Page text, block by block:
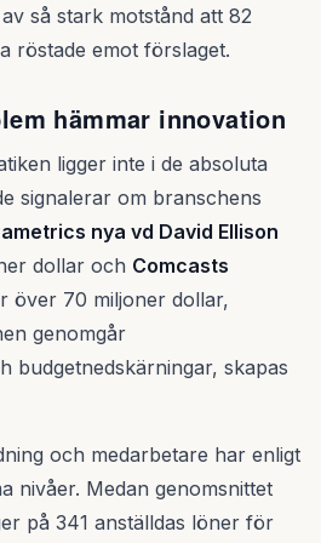
så stark motstånd att 82
röstade emot förslaget.
hämmar innovation
ligger inte i de absoluta
signalerar om branschens
nya vd David Ellison
dollar och Comcasts
över 70 miljoner dollar,
genomgår
budgetnedskärningar, skapas
och medarbetare har enligt
nivåer. Medan genomsnittet
på 341 anställdas löner för